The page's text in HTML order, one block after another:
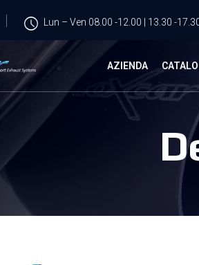
Lun – Ven 08.00 -12.00 | 13.30 -
AZIENDA